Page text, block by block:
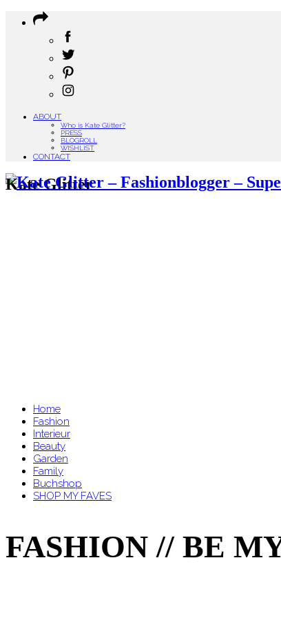
ABOUT
Who is Kate Glitter?
PRESS
BLOGROLL
WISHLIST
CONTACT
Kate Glitter
Home
Fashion
Interieur
Beauty
Garden
Family
Buchshop
SHOP MY FAVES
FASHION // BE